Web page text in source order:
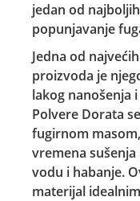
jedan od
popunjavanje
Jedna od
proizvoda je
lakog nanošenja
Polvere Dorata
fugirnom
vremena
vodu i habanje.
materijal